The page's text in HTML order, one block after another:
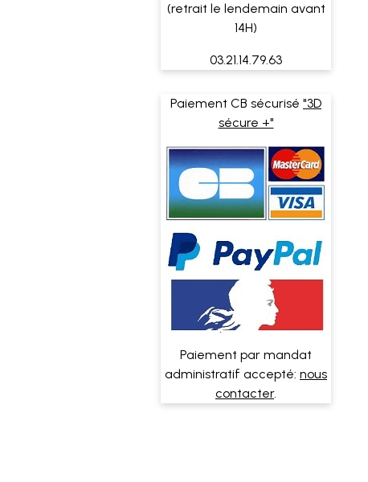
(retrait le lendemain avant
14H)
03.21.14.79.63
Paiement CB sécurisé "3D
sécure +"
Paiement par mandat
administratif accepté: nous
contacter.